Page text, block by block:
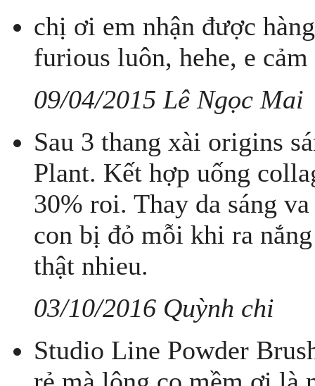
chị ơi em nhận được
furious luôn, hehe, e
09/04/2015 Lê Ngọc Mai
Sau 3 thang xài origins
Plant. Kết hợp uống
30% roi. Thay da sáng
con bị đỏ mỗi khi ra
thật nhieu.
03/10/2016 Quỳnh chi
Studio Line Powder